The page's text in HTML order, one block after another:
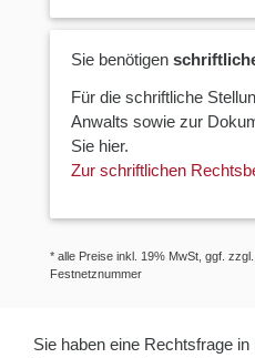
Sie benötigen
Für die schriftliche
Anwalts sowie zur
Sie hier.
Zur schriftlichen
* alle Preise inkl. 19% MwSt, ggf.
Festnetznummer
Sie haben eine Rechtsfrage